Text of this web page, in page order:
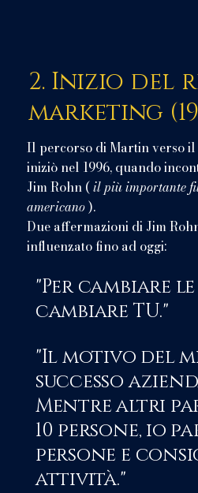
2. Inizio del
marketing
Il percorso di Martin verso
iniziò nel 1996, quando
Jim Rohn (il più importante
americano).
Due affermazioni di Jim
influenzato fino ad oggi:
"Per cambiare
cambiare TU."
"Il motivo del
successo
Mentre altri
10 persone, io
persone e
attività."